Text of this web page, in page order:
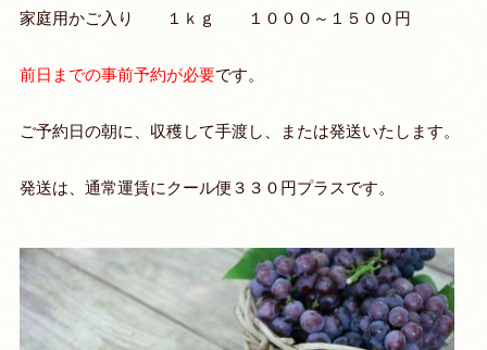
家庭用かご入り １ｋｇ １０００～１５００円
前日までの事前予約が必要です。
ご予約日の朝に、収穫して手渡し、または発送いたします。
発送は、通常運賃にクール便３３０円プラスです。